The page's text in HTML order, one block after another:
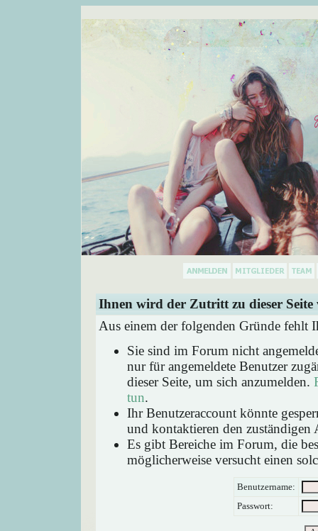
Ihnen wird der Zutritt zu dieser Seite
Aus einem der folgenden Gründe fehlt
Sie sind im Forum nicht
nur für angemeldete Benutzer
dieser Seite, um sich anzumelden.
tun.
Ihr Benutzeraccount könnte
und kontaktieren den zuständigen
Es gibt Bereiche im Forum, die
möglicherweise versucht einen
Benutzername:
Passwort: